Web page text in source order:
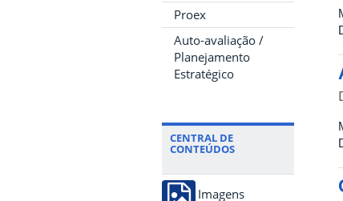
Proex
Auto-avaliação /
Planejamento
Estratégico
CENTRAL DE
CONTEÚDOS
Imagens